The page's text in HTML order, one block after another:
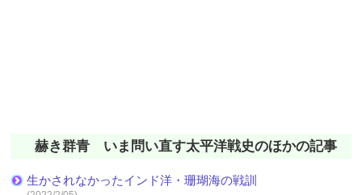
赫き群青 いま問い直す太平洋戦史のほかの記事
生かされなかったインド洋・珊瑚海の戦訓